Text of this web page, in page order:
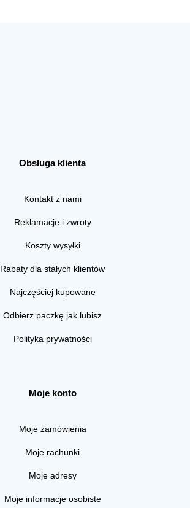
Obsługa klienta
Kontakt z nami
Reklamacje i zwroty
Koszty wysyłki
Rabaty dla stałych klientów
Najczęściej kupowane
Odbierz paczkę jak lubisz
Polityka prywatności
Moje konto
Moje zamówienia
Moje rachunki
Moje adresy
Moje informacje osobiste